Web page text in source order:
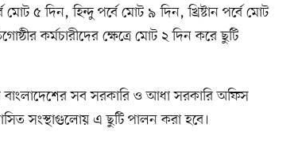
৫ দিন, হিন্দু পর্বে মোট ৯ দিন, খ্রিষ্টান পর্বে মোট
কর্মচারীদের ক্ষেত্রে মোট ২ দিন করে ছুটি
বাংলাদেশের সব সরকারি ও আধা সরকারি অফিস
সংস্থাগুলোয় এ ছুটি পালন করা হবে।